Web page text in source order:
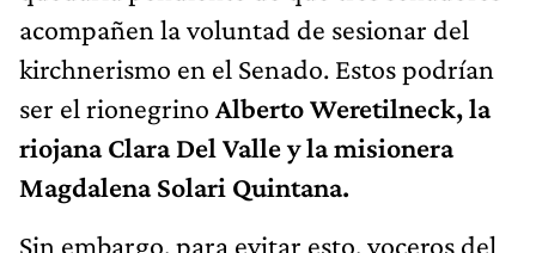
acompañen la voluntad de sesionar del
kirchnerismo en el Senado. Estos podrían
ser el rionegrino Alberto Weretilneck, la
riojana Clara Del Valle y la misionera
Magdalena Solari Quintana.
Sin embargo, para evitar esto, voceros del